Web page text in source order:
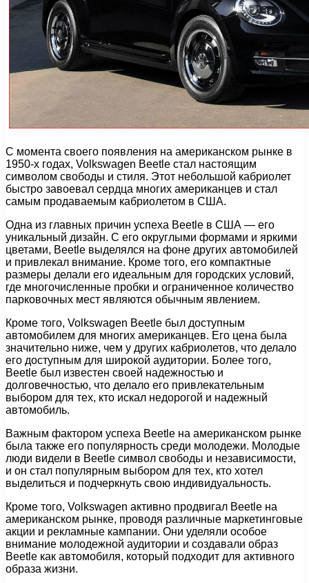
С момента своего появления на американском рынке в
1950-х годах, Volkswagen Beetle стал настоящим
символом свободы и стиля. Этот небольшой кабриолет
быстро завоевал сердца многих американцев и стал
самым продаваемым кабриолетом в США.
Одна из главных причин успеха Beetle в США — его
уникальный дизайн. С его округлыми формами и яркими
цветами, Beetle выделялся на фоне других автомобилей
и привлекал внимание. Кроме того, его компактные
размеры делали его идеальным для городских условий,
где многочисленные пробки и ограниченное количество
парковочных мест являются обычным явлением.
Кроме того, Volkswagen Beetle был доступным
автомобилем для многих американцев. Его цена была
значительно ниже, чем у других кабриолетов, что делало
его доступным для широкой аудитории. Более того,
Beetle был известен своей надежностью и
долговечностью, что делало его привлекательным
выбором для тех, кто искал недорогой и надежный
автомобиль.
Важным фактором успеха Beetle на американском рынке
была также его популярность среди молодежи. Молодые
люди видели в Beetle символ свободы и независимости,
и он стал популярным выбором для тех, кто хотел
выделиться и подчеркнуть свою индивидуальность.
Кроме того, Volkswagen активно продвигал Beetle на
американском рынке, проводя различные маркетинговые
акции и рекламные кампании. Они уделяли особое
внимание молодежной аудитории и создавали образ
Beetle как автомобиля, который подходит для активного
образа жизни.